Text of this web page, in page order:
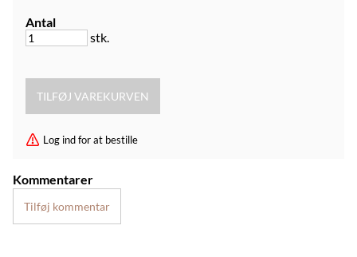
Antal
stk.
Log ind for at bestille
Kommentarer
Tilføj kommentar